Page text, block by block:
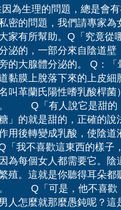
為生理的問題，總是會
密的問題，我們請專家
家有所幫助。Q「究竟
泌的，一部分來自陰道
的大腺體分泌的。 Q
黏膜上脫落下來的上皮
名叫革蘭氏陽性嗜乳酸桿
Q「有人說它是甜的
」的就是甜的，正確的
用後轉變成乳酸，使陰
我不喜歡這東西的樣子
為每個女人都需要它。
殖。這就是你聽得耳朵
。 Q「可是，他不喜歡
人怎麼就那麼愚鈍呢？